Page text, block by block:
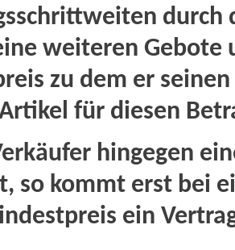
durch
weiteren Gebote
zu dem er
für diesen
hingegen
so kommt erst bei
ein